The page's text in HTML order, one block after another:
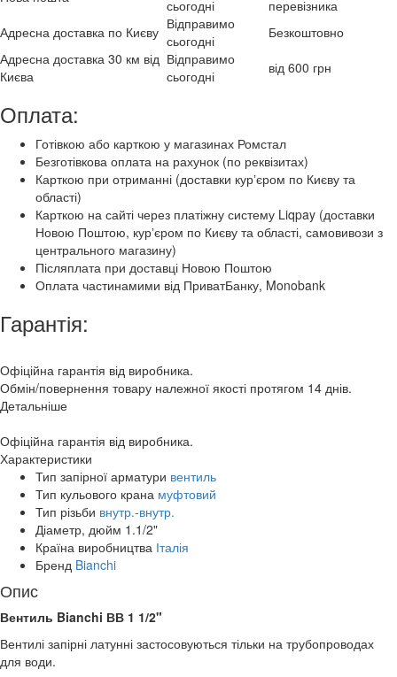
сьогодні
перевізника
Адресна доставка по Києву Відправимо
сьогодні
Безкоштовно
Адресна доставка 30 км від
Києва
Відправимо
сьогодні
від 600 грн
Оплата:
Готівкою або карткою у магазинах Ромстал
Безготівкова оплата на рахунок (по реквізитах)
Карткою при отриманні (доставки курʼєром по Києву та
області)
Карткою на сайті через платіжну систему Liqpay (доставки
Новою Поштою, курʼєром по Києву та області, самовивози з
центрального магазину)
Післяплата при доставці Новою Поштою
Оплата частинамими від ПриватБанку, Monobank
Гарантія:
Офіційна гарантія від виробника.
Обмін/повернення товару належної якості протягом 14 днів.
Детальніше
Офіційна гарантія від виробника.
Характеристики
Тип запірної арматури вентиль
Тип кульового крана муфтовий
Тип різьби внутр.-внутр.
Діаметр, дюйм 1.1/2"
Країна виробництва Італія
Бренд Bianchi
Опис
Вентиль Bianchi ВВ 1 1/2"
Вентилі запірні латунні застосовуються тільки на трубопроводах
для води.